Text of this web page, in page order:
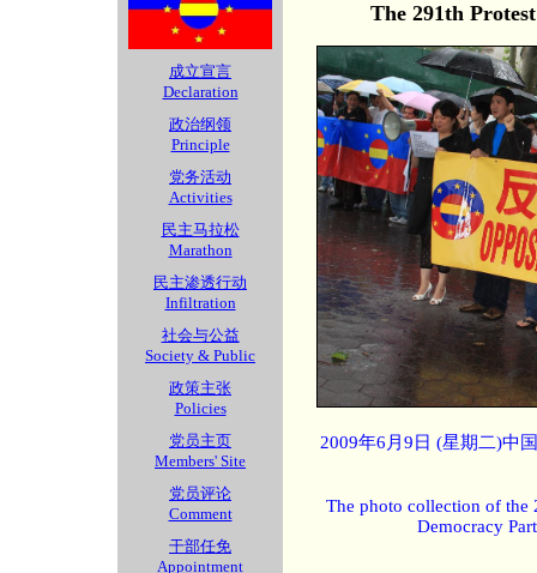
成立宣言
Declaration
政治纲领
Principle
党务活动
Activities
民主马拉松
Marathon
民主渗透行动
Infiltration
社会与公益
Society & Public
政策主张
Policies
党员主页
Members' Site
党员评论
Comment
干部任免
Appointment
The 291th
2009年6月9日 (星期二)中
The photo collection of the
Democracy